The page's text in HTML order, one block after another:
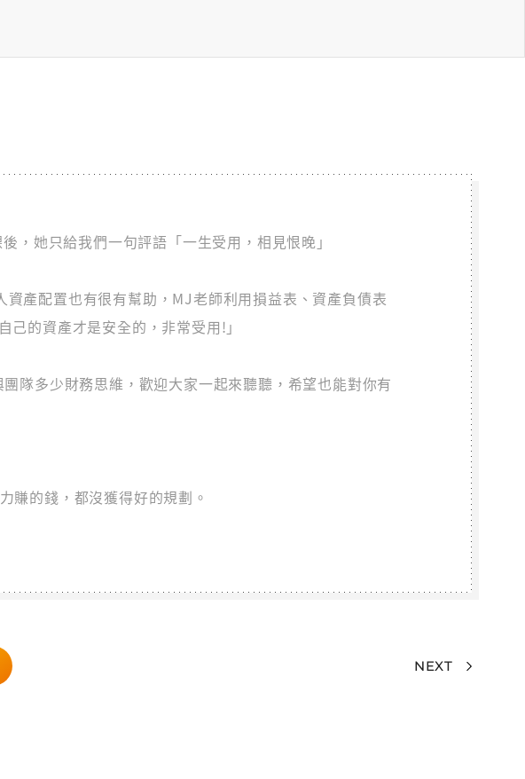
，她只給我們一句評語「一生受用，相見恨晚」
產配置也有很有幫助，MJ老師利用損益表、資產負債表
的資產才是安全的，非常受用!」
隊多少財務思維，歡迎大家一起來聽聽，希望也能對你有
賺的錢，都沒獲得好的規劃。
NEXT